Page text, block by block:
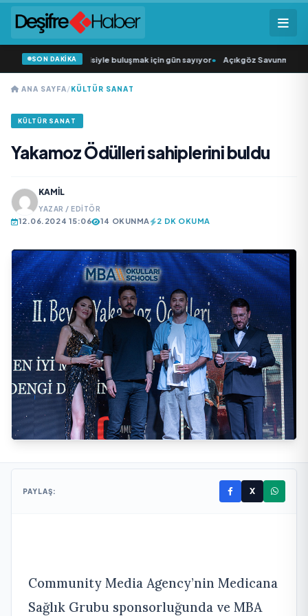
SON DAKİKA
Şarkıcısı” seyircisiyle buluşmak için gün sayıyor• Açıkgöz Savunma
ANA SAYFA/KÜLTÜR SANAT
KÜLTÜR SANAT
Yakamoz Ödülleri sahiplerini buldu
KAMIL
YAZAR / EDITÖR
12.06.2024 15:06 14 OKUNMA 2 DK OKUMA
PAYLAŞ: X
Community Media Agency’nin Medicana
Sağlık Grubu sponsorluğunda ve MBA